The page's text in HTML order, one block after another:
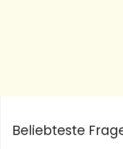
Beliebteste